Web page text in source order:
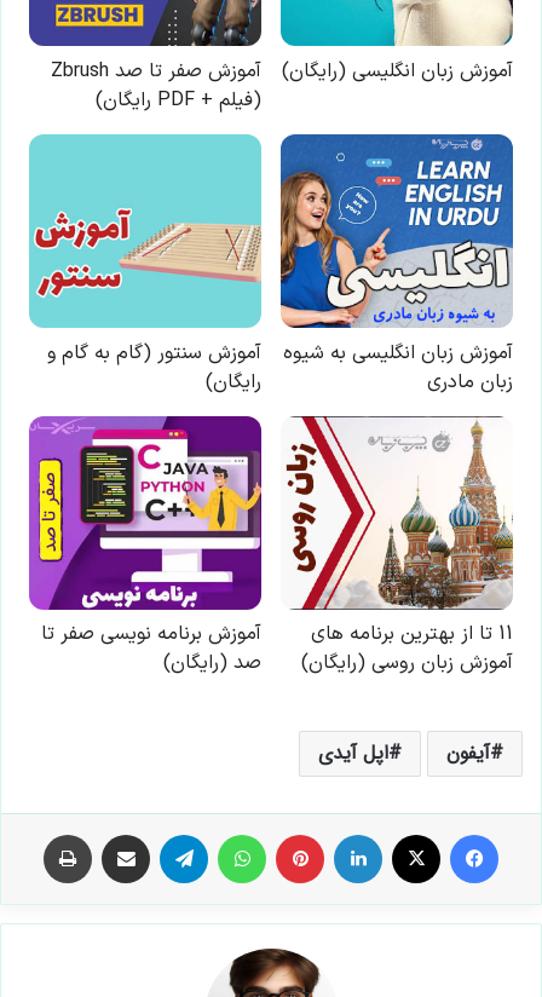
آیفون اپل آیدی
فیس بوک لینکدین ‫پین‌ترست تلگرام اشتراک گذاری از طریق ایمیل